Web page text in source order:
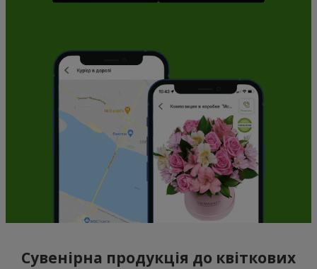
Сувенірна продукція до квіткових